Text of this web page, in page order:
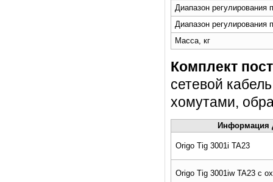
Диапазон регулирования
Диапазон регулирования
Масса, кг
Комплект
сетевой
хомутами,
Информация
Origo Tig 3001i TA23
Origo Tig 3001iw TA23 с